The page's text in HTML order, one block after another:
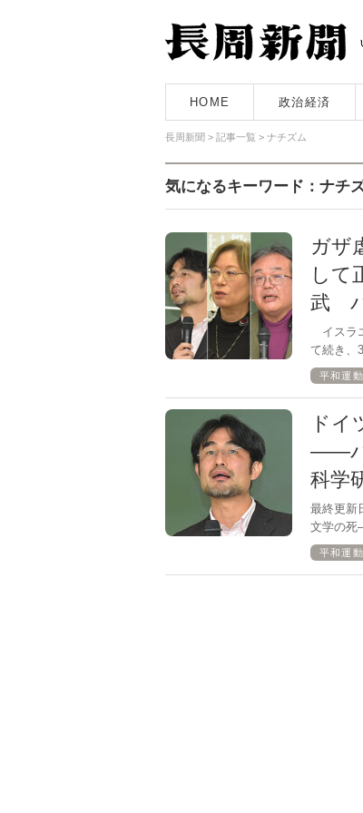
HOME 政治経済
長周新聞 > 記事一覧 > ナチズム
気になるキーワード：ナチ
ガザ
して
武
イスラ
て続き、
平和運動
ドイ
――パ
科学
最終更新
文学の死
平和運動